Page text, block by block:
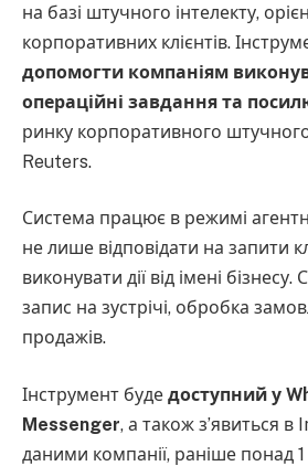
на базі штучного інтелекту,
корпоративних клієнтів.
допомогти компаніям
операційні завдання та
ринку корпоративного штучного
Reuters.
Система працює в режимі
не лише відповідати на запити
виконувати дії від імені бізнесу.
запис на зустрічі, обробка
продажів.
Інструмент буде доступний у
Messenger, а також з’явиться в
даними компанії, раніше понад 1